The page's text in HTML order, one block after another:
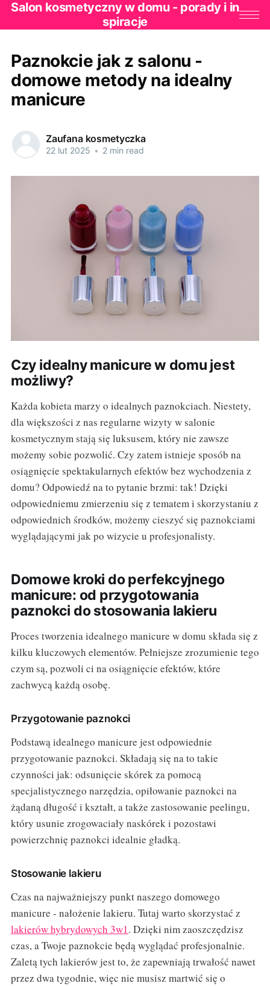
Salon kosmetyczny w domu - porady i in
spiracje
Paznokcie jak z salonu -
domowe metody na idealny
manicure
Zaufana kosmetyczka
22 lut 2025 • 2 min read
Czy idealny manicure w domu jest
możliwy?
Każda kobieta marzy o idealnych paznokciach. Niestety,
dla większości z nas regularne wizyty w salonie
kosmetycznym stają się luksusem, który nie zawsze
możemy sobie pozwolić. Czy zatem istnieje sposób na
osiągnięcie spektakularnych efektów bez wychodzenia z
domu? Odpowiedź na to pytanie brzmi: tak! Dzięki
odpowiedniemu zmierzeniu się z tematem i skorzystaniu z
odpowiednich środków, możemy cieszyć się paznokciami
wyglądającymi jak po wizycie u profesjonalisty.
Domowe kroki do perfekcyjnego
manicure: od przygotowania
paznokci do stosowania lakieru
Proces tworzenia idealnego manicure w domu składa się z
kilku kluczowych elementów. Pełniejsze zrozumienie tego
czym są, pozwoli ci na osiągnięcie efektów, które
zachwycą każdą osobę.
Przygotowanie paznokci
Podstawą idealnego manicure jest odpowiednie
przygotowanie paznokci. Składają się na to takie
czynności jak: odsunięcie skórek za pomocą
specjalistycznego narzędzia, opiłowanie paznokci na
żądaną długość i kształt, a także zastosowanie peelingu,
który usunie zrogowaciały naskórek i pozostawi
powierzchnię paznokci idealnie gładką.
Stosowanie lakieru
Czas na najważniejszy punkt naszego domowego
manicure - nałożenie lakieru. Tutaj warto skorzystać z
lakierów hybrydowych 3w1. Dzięki nim zaoszczędzisz
czas, a Twoje paznokcie będą wyglądać profesjonalnie.
Zaletą tych lakierów jest to, że zapewniają trwałość nawet
przez dwa tygodnie, więc nie musisz martwić się o